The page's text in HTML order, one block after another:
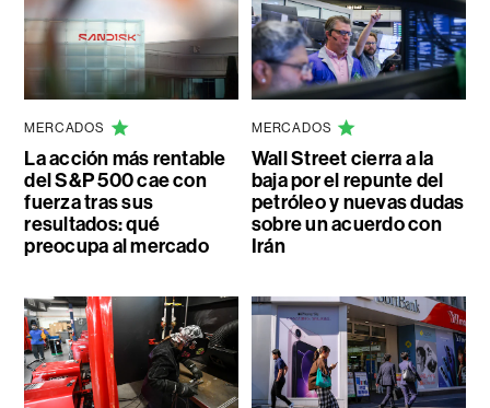
MERCADOS
La acción más rentable
del S&P 500 cae con
fuerza tras sus
resultados: qué
preocupa al mercado
MERCADOS
Wall Street cierra a la
baja por el repunte del
petróleo y nuevas dudas
sobre un acuerdo con
Irán